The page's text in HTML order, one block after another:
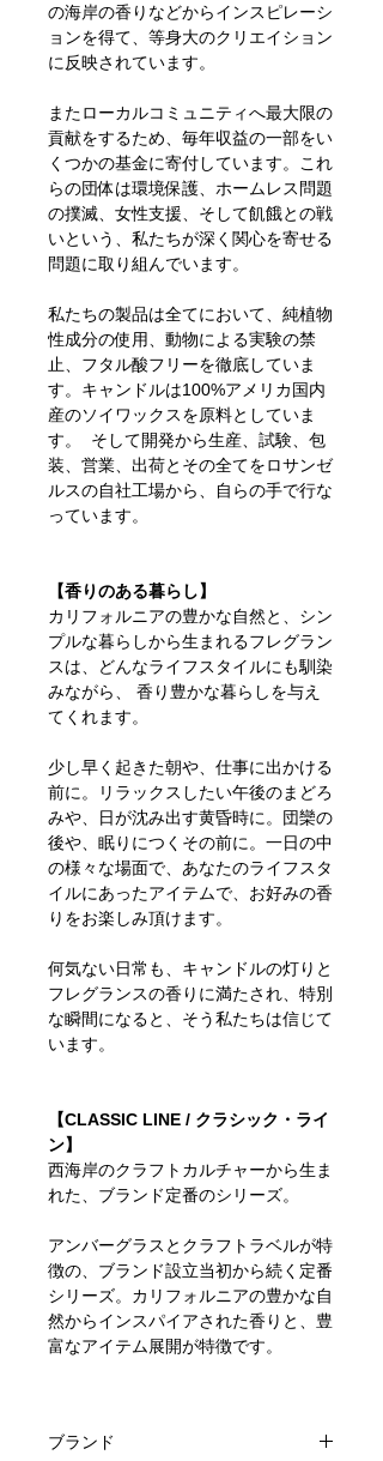
の海岸の香りなどからインスピレーシ
ョンを得て、等身大のクリエイション
に反映されています。
またローカルコミュニティへ最大限の
貢献をするため、毎年収益の一部をい
くつかの基金に寄付しています。これ
らの団体は環境保護、ホームレス問題
の撲滅、女性支援、そして飢餓との戦
いという、私たちが深く関心を寄せる
問題に取り組んでいます。
私たちの製品は全てにおいて、純植物
性成分の使用、動物による実験の禁
止、フタル酸フリーを徹底していま
す。キャンドルは100%アメリカ国内
産のソイワックスを原料としていま
す。 そして開発から生産、試験、包
装、営業、出荷とその全てをロサンゼ
ルスの自社工場から、自らの手で行な
っています。
【香りのある暮らし】
カリフォルニアの豊かな自然と、シン
プルな暮らしから生まれるフレグラン
スは、どんなライフスタイルにも馴染
みながら、 香り豊かな暮らしを与え
てくれます。
少し早く起きた朝や、仕事に出かける
前に。リラックスしたい午後のまどろ
みや、日が沈み出す黄昏時に。団欒の
後や、眠りにつくその前に。一日の中
の様々な場面で、あなたのライフスタ
イルにあったアイテムで、お好みの香
りをお楽しみ頂けます。
何気ない日常も、キャンドルの灯りと
フレグランスの香りに満たされ、特別
な瞬間になると、そう私たちは信じて
います。
【CLASSIC LINE / クラシック・ライ
ン】
西海岸のクラフトカルチャーから生ま
れた、ブランド定番のシリーズ。
アンバーグラスとクラフトラベルが特
徴の、ブランド設立当初から続く定番
シリーズ。カリフォルニアの豊かな自
然からインスパイアされた香りと、豊
富なアイテム展開が特徴です。
ブランド